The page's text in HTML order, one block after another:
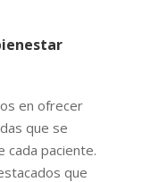
en ofrecer
que se
cada paciente.
que